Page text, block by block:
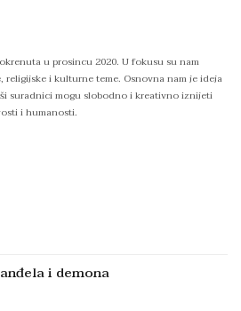
u prosincu 2020. U fokusu su nam
i kulturne teme. Osnovna nam je ideja
suradnici mogu slobodno i kreativno iznijeti
i humanosti.
i demona